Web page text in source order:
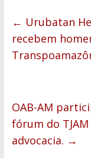
← Urubatan
recebem
OAB-AM
fórum do
advocacia. →